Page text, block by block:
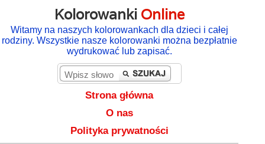
Kolorowanki Online
Witamy na naszych kolorowankach dla dzieci i całej
rodziny. Wszystkie nasze kolorowanki można bezpłatnie
wydrukować lub zapisać.
Strona główna
O nas
Polityka prywatności